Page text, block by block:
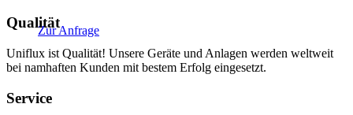
Zur Anfrage
Qualität
Uniflux ist Qualität! Unsere Geräte und Anlagen werden weltweit
bei namhaften Kunden mit bestem Erfolg eingesetzt.
Service